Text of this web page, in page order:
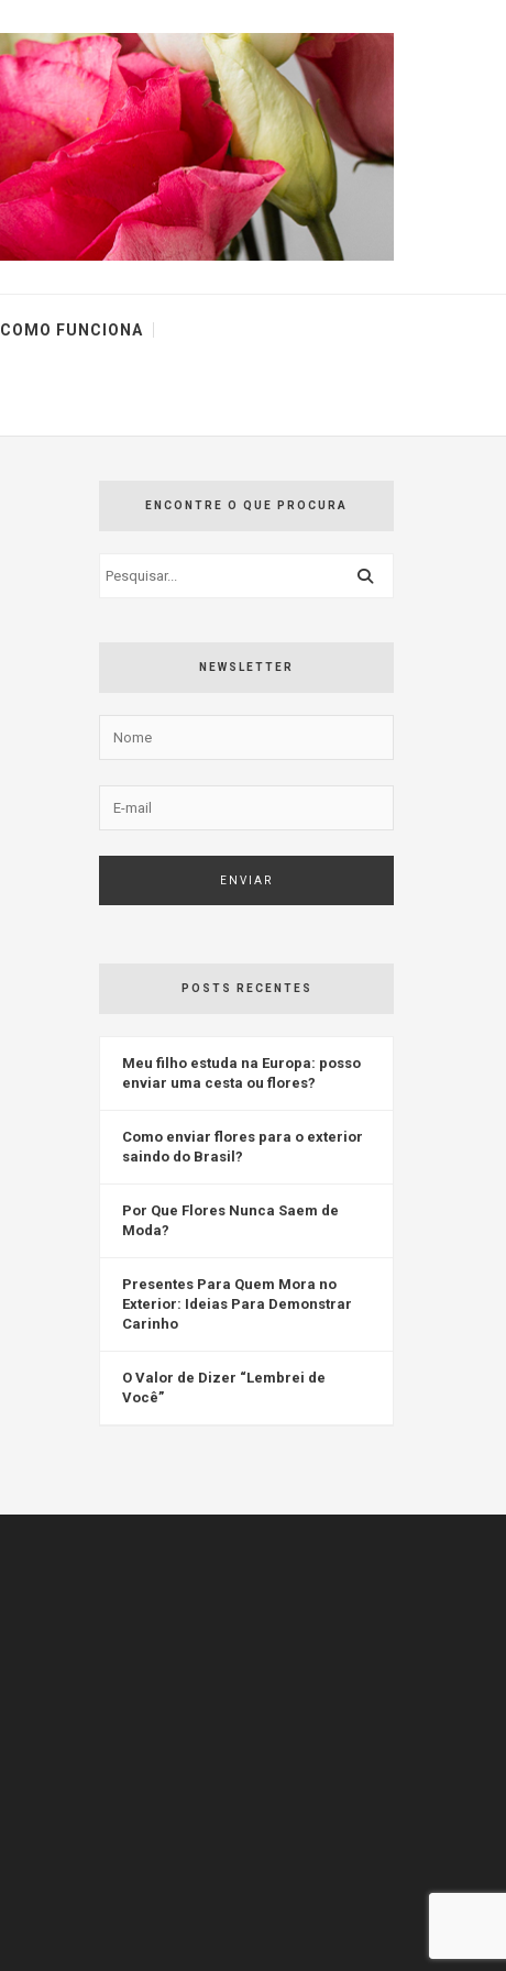
COMO FUNCIONA
ENCONTRE O QUE PROCURA
NEWSLETTER
POSTS RECENTES
Meu filho estuda na Europa: posso
enviar uma cesta ou flores?
Como enviar flores para o exterior
saindo do Brasil?
Por Que Flores Nunca Saem de
Moda?
Presentes Para Quem Mora no
Exterior: Ideias Para Demonstrar
Carinho
O Valor de Dizer “Lembrei de
Você”